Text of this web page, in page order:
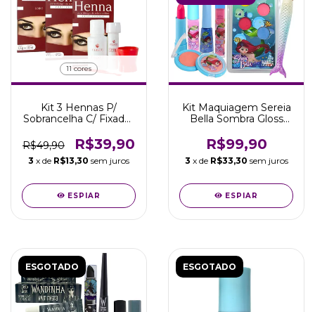
11 cores
Kit 3 Hennas P/
Sobrancelha C/ Fixador
R$49,90
R$39,90
3 x de R$13,30 sem juros
ESPIAR
Kit Maquiagem Sereia
Bella Sombra Gloss
R$99,90
3 x de R$33,30 sem juros
ESPIAR
ESGOTADO ESGOTADO